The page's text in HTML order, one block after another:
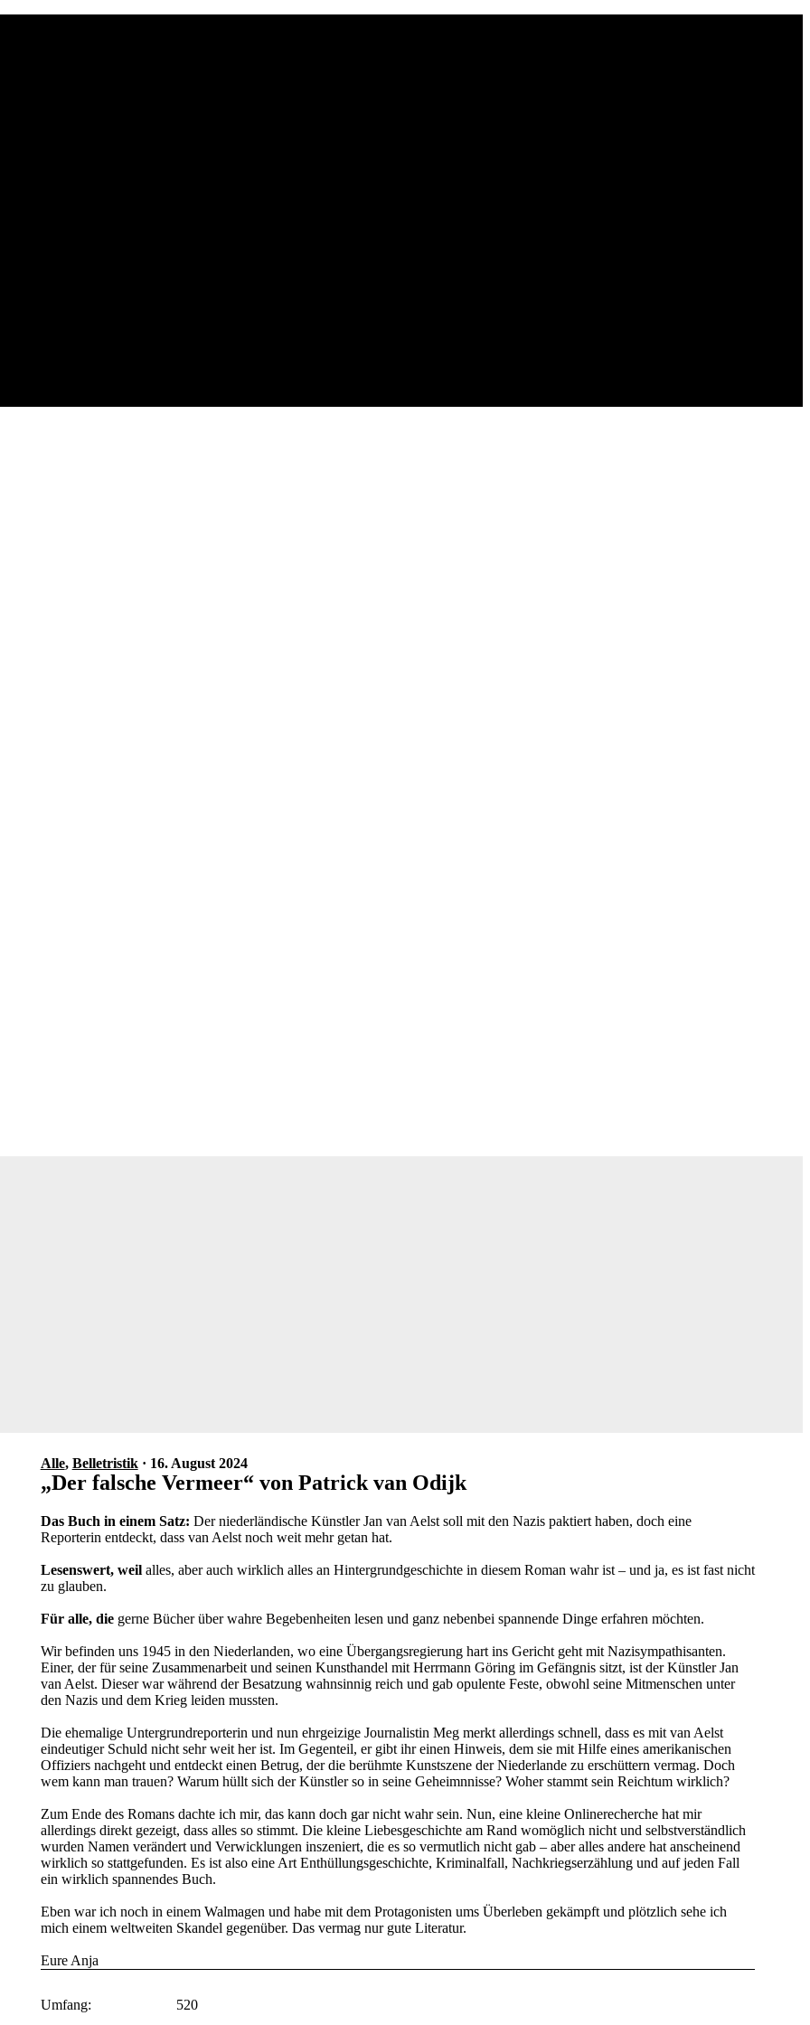
Alle, Belletristik· 16. August 2024
„Der falsche Vermeer“ von Patrick van Odijk
Das Buch in einem Satz: Der niederländische Künstler Jan van Aelst soll mit den Nazis paktiert haben, doch eine
Reporterin entdeckt, dass van Aelst noch weit mehr getan hat.
Lesenswert, weilalles, aber auch wirklich alles an Hintergrundgeschichte in diesem Roman wahr ist – und ja, es ist fast nicht
zu glauben.
Für alle, diegerne Bücher über wahre Begebenheiten lesen und ganz nebenbei spannende Dinge erfahren möchten.
Wir befinden uns 1945 in den Niederlanden, wo eine Übergangsregierung hart ins Gericht geht mit Nazisympathisanten.
Einer, der für seine Zusammenarbeit und seinen Kunsthandel mit Herrmann Göring im Gefängnis sitzt, ist der Künstler Jan
van Aelst. Dieser war während der Besatzung wahnsinnig reich und gab opulente Feste, obwohl seine Mitmenschen unter
den Nazis und dem Krieg leiden mussten.
Die ehemalige Untergrundreporterin und nun ehrgeizige Journalistin Meg merkt allerdings schnell, dass es mit van Aelst
eindeutiger Schuld nicht sehr weit her ist. Im Gegenteil, er gibt ihr einen Hinweis, dem sie mit Hilfe eines amerikanischen
Offiziers nachgeht und entdeckt einen Betrug, der die berühmte Kunstszene der Niederlande zu erschüttern vermag. Doch
wem kann man trauen? Warum hüllt sich der Künstler so in seine Geheimnnisse? Woher stammt sein Reichtum wirklich?
Zum Ende des Romans dachte ich mir, das kann doch gar nicht wahr sein. Nun, eine kleine Onlinerecherche hat mir
allerdings direkt gezeigt, dass alles so stimmt. Die kleine Liebesgeschichte am Rand womöglich nicht und selbstverständlich
wurden Namen verändert und Verwicklungen inszeniert, die es so vermutlich nicht gab – aber alles andere hat anscheinend
wirklich so stattgefunden. Es ist also eine Art Enthüllungsgeschichte, Kriminalfall, Nachkriegserzählung und auf jeden Fall
ein wirklich spannendes Buch.
Eben war ich noch in einem Walmagen und habe mit dem Protagonisten ums Überleben gekämpft und plötzlich sehe ich
mich einem weltweiten Skandel gegenüber. Das vermag nur gute Literatur.
Eure Anja
Umfang:
520